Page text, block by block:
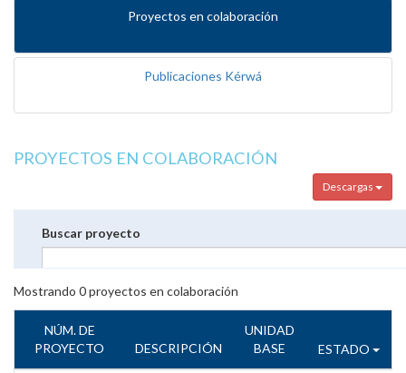
Proyectos en colaboración
Publicaciones Kérwá
PROYECTOS EN COLABORACIÓN
Descargas
Buscar proyecto
Mostrando 0proyectos en colaboración
NÚM. DE
PROYECTO
DESCRIPCIÓN
UNIDAD
BASE
ESTADO